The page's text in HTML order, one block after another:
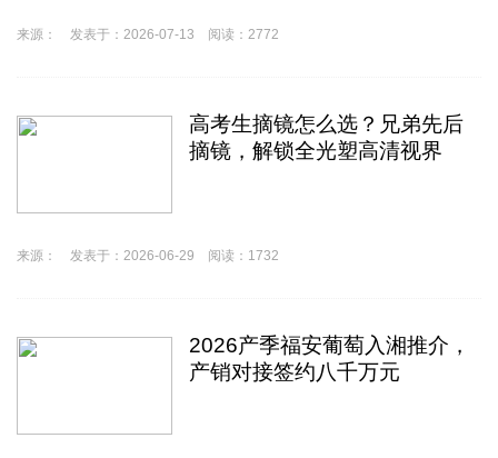
来源： 发表于：2026-07-13 阅读：2772
高考生摘镜怎么选？兄弟先后
摘镜，解锁全光塑高清视界
来源： 发表于：2026-06-29 阅读：1732
2026产季福安葡萄入湘推介，
产销对接签约八千万元